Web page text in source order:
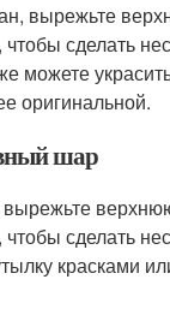
вырежьте
сделать
можете
оригинальной.
шар
сделать
красками